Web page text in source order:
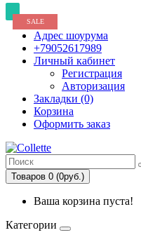
Адрес шоурума
+79052617989
Личный кабинет
Регистрация
Авторизация
Закладки (0)
Корзина
Оформить заказ
Товаров 0 (0руб.)
Ваша корзина пуста!
Категории
SALE
SALE
SALE